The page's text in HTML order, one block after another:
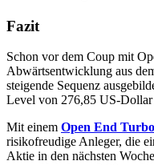
Fazit
Schon vor dem Coup mit
Abwärtsentwicklung aus
steigende Sequenz
Level von 276,85 US-Dollar
Mit einem Open End
risikofreudige Anleger, die
Aktie in den nächsten